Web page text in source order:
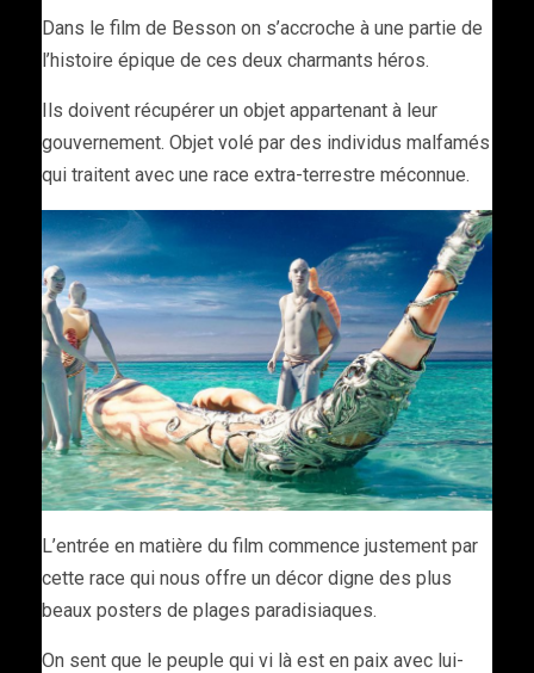
Dans le film de Besson on s’accroche à une partie de
l’histoire épique de ces deux charmants héros.
Ils doivent récupérer un objet appartenant à leur
gouvernement. Objet volé par des individus malfamés
qui traitent avec une race extra-terrestre méconnue.
L’entrée en matière du film commence justement par
cette race qui nous offre un décor digne des plus
beaux posters de plages paradisiaques.
On sent que le peuple qui vi là est en paix avec lui-